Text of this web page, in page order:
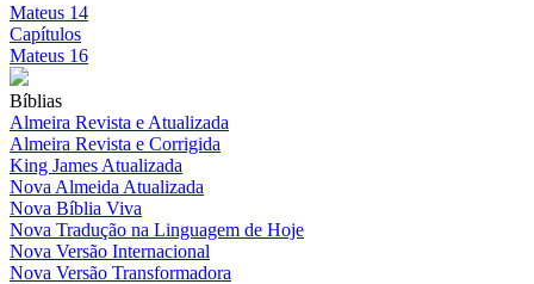
Mateus 14
Capítulos
Mateus 16
Bíblias
Almeira Revista e Atualizada
Almeira Revista e Corrigida
King James Atualizada
Nova Almeida Atualizada
Nova Bíblia Viva
Nova Tradução na Linguagem de Hoje
Nova Versão Internacional
Nova Versão Transformadora